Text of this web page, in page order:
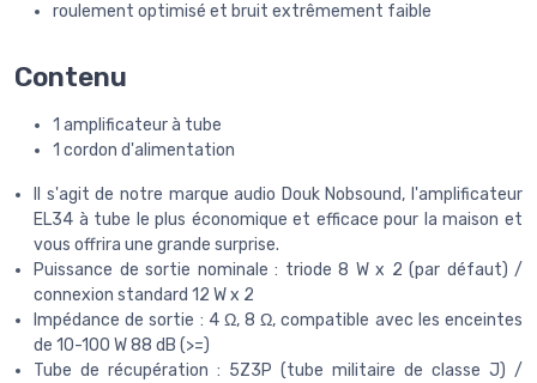
roulement optimisé et bruit extrêmement faible
Contenu
1 amplificateur à tube
1 cordon d'alimentation
Il s'agit de notre marque audio Douk Nobsound, l'amplificateur
EL34 à tube le plus économique et efficace pour la maison et
vous offrira une grande surprise.
Puissance de sortie nominale : triode 8 W x 2 (par défaut) /
connexion standard 12 W x 2
Impédance de sortie : 4 Ω, 8 Ω, compatible avec les enceintes
de 10-100 W 88 dB (>=)
Tube de récupération : 5Z3P (tube militaire de classe J) /